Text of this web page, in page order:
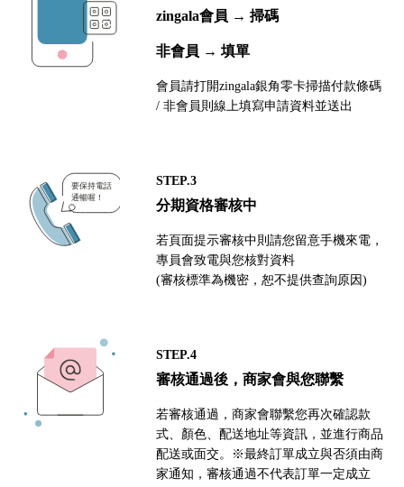
zingala會員 → 掃碼
非會員 → 填單
會員請打開zingala銀角零卡掃描付款條碼
/ 非會員則線上填寫申請資料並送出
STEP.3
分期資格審核中
若頁面提示審核中則請您留意手機來電，
專員會致電與您核對資料
(審核標準為機密，恕不提供查詢原因)
STEP.4
審核通過後，商家會與您聯繫
若審核通過，商家會聯繫您再次確認款
式、顏色、配送地址等資訊，並進行商品
配送或面交。※最終訂單成立與否須由商
家通知，審核通過不代表訂單一定成立